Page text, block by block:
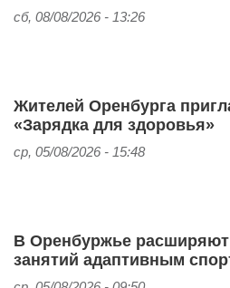
сб, 08/08/2026 - 13:26
Жителей Оренбурга
«Зарядка для здоровья»
ср, 05/08/2026 - 15:48
В Оренбуржье
занятий адаптивным